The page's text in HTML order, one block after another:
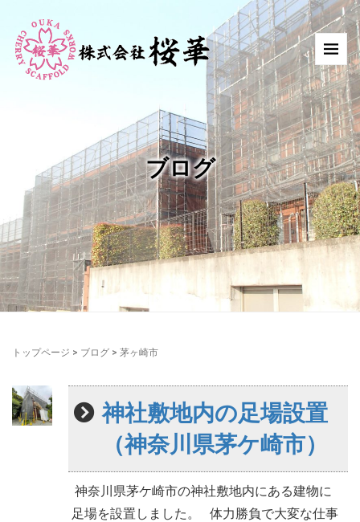
ブログ
トップページ > ブログ > 茅ヶ崎市
神社敷地内の足場設置
（神奈川県茅ケ崎市）
神奈川県茅ケ崎市の神社敷地内にある建物に
足場を設置しました。 体力勝負で大変な仕事